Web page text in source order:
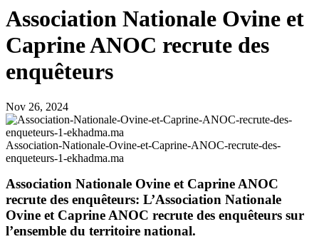
Association Nationale Ovine et
Caprine ANOC recrute des
enquêteurs
Nov 26, 2024
Association-Nationale-Ovine-et-Caprine-ANOC-recrute-des-
enqueteurs-1-ekhadma.ma
Association Nationale Ovine et Caprine ANOC
recrute des enquêteurs: L’Association Nationale
Ovine et Caprine ANOC recrute des enquêteurs sur
l’ensemble du territoire national.